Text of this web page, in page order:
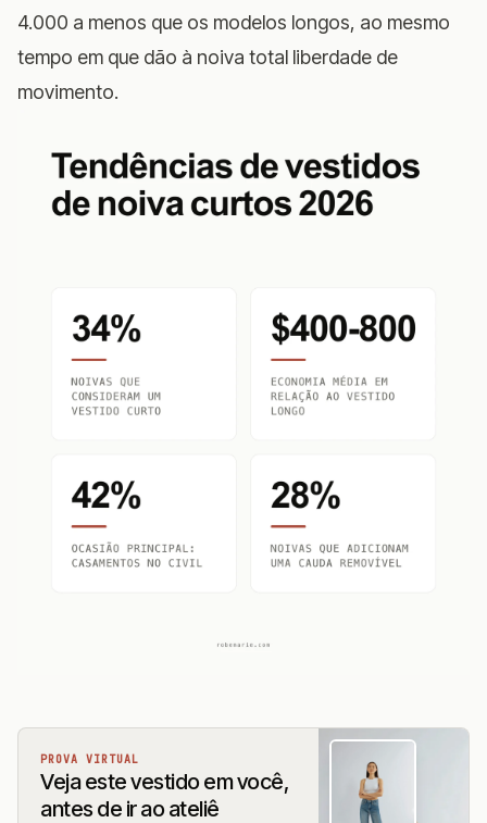
4.000 a menos que os modelos longos, ao mesmo
tempo em que dão à noiva total liberdade de
movimento.
PROVA VIRTUAL
Veja este vestido em você,
antes de ir ao ateliê